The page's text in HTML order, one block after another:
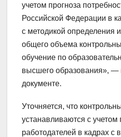
учетом прогноза
Российской Федерации в
с методикой определения
общего объема
обучение по
высшего образования», —
документе.
Уточняется, что
устанавливаются с учетом
работодателей в кадрах с